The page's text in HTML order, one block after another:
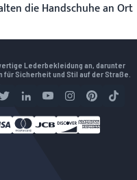
die Handschuhe an Ort
Lederbekleidung an, darunter
Sicherheit und Stil auf der Straße.